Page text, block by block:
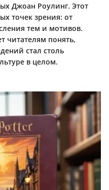
Джоан Роулинг. Этот
точек зрения: от
тем и мотивов.
читателям понять,
стал столь
в целом.